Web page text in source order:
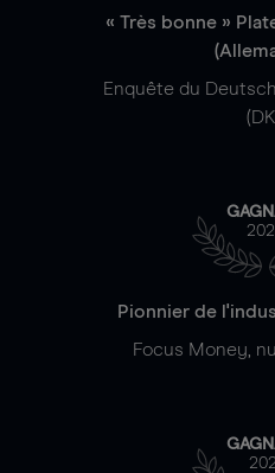
« Très bonne »
Enquête du
Pionnier de
Focus Money,